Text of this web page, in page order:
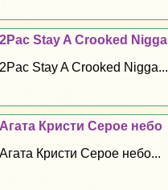
2Pac Stay A Crooked Nigga
2Pac Stay A Crooked Nigga...
Агата Кристи Серое небо
Агата Кристи Серое небо...